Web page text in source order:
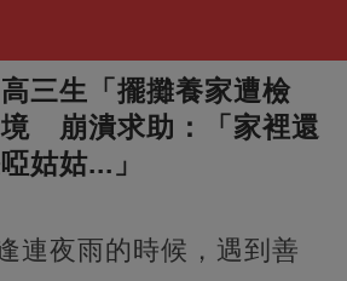
三生「擺攤養家遭檢
崩潰求助：「家裡還
姑姑...」
連夜雨的時候，遇到善